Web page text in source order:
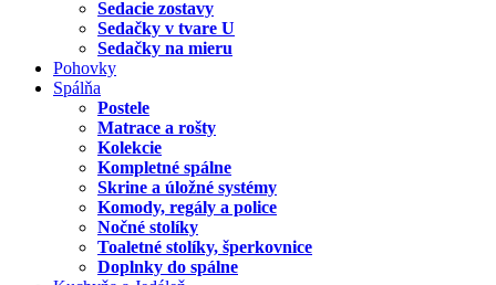
Sedacie zostavy
Sedačky v tvare U
Sedačky na mieru
Pohovky
Spálňa
Postele
Matrace a rošty
Kolekcie
Kompletné spálne
Skrine a úložné systémy
Komody, regály a police
Nočné stolíky
Toaletné stolíky, šperkovnice
Doplnky do spálne